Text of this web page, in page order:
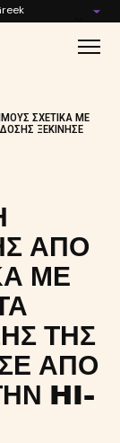
ΣΧΕΤΙΚΆ ΜΕ
ΞΕΚΊΝΗΣΕ
ΑΠΌ
ΜΕ
ΤΗΣ
ΑΠΌ
HI-